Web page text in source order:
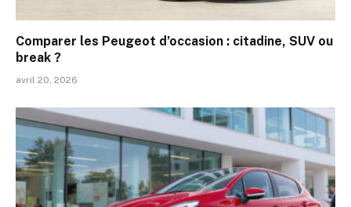
Comparer les Peugeot d’occasion : citadine, SUV ou
break ?
avril 20, 2026